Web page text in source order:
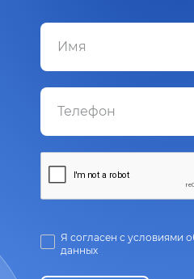
Я согласен с условиями
данных